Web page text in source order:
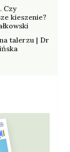
Czy
kieszenie?
talerzu | Dr